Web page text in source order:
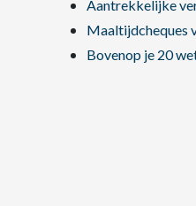
Aantrekkelijke
Maaltijdcheques
Bovenop je 20